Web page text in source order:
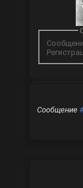
Сообщение